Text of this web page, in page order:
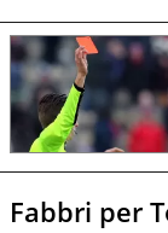
Fabbri per